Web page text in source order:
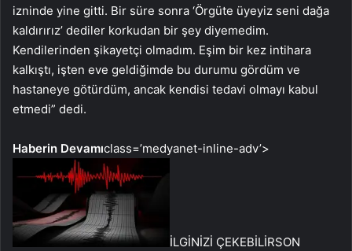
izninde yine gitti. Bir süre sonra ‘Örgüte üyeyiz seni dağa
kaldırırız’ dediler korkudan bir şey diyemedim.
Kendilerinden şikayetçi olmadım. Eşim bir kez intihara
kalkıştı, işten eve geldiğimde bu durumu gördüm ve
hastaneye götürdüm, ancak kendisi tedavi olmayı kabul
etmedi” dedi.
Haberin Devamıclass=’medyanet-inline-adv’>
İLGİNİZİ ÇEKEBİLİRSON